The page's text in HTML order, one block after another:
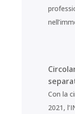
Con la
2021,